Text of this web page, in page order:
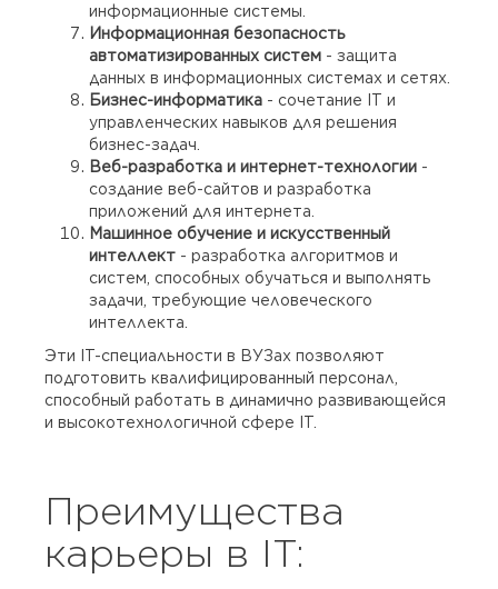
информационные системы.
Информационная безопасность
автоматизированных систем - защита
данных в информационных системах и сетях.
Бизнес-информатика - сочетание IT и
управленческих навыков для решения
бизнес-задач.
Веб-разработка и интернет-технологии -
создание веб-сайтов и разработка
приложений для интернета.
Машинное обучение и искусственный
интеллект - разработка алгоритмов и
систем, способных обучаться и выполнять
задачи, требующие человеческого
интеллекта.
Эти IT-специальности в ВУЗах позволяют
подготовить квалифицированный персонал,
способный работать в динамично развивающейся
и высокотехнологичной сфере IT.
Преимущества
карьеры в IT: